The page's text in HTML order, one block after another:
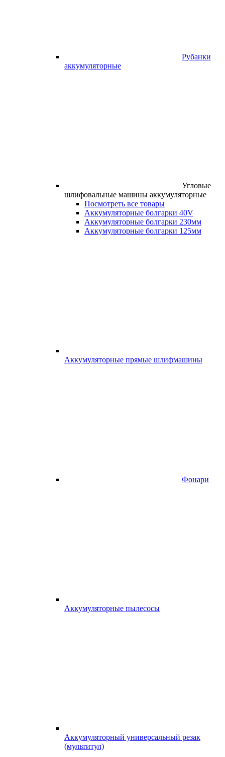
Рубанки
аккумуляторные
Угловые
шлифовальные машины аккумуляторные
Посмотреть все товары
Аккумуляторные болгарки 40V
Аккумуляторные болгарки 230мм
Аккумуляторные болгарки 125мм
Аккумуляторные прямые шлифмашины
Фонари
Аккумуляторные пылесосы
Аккумуляторный универсальный резак
(мультитул)